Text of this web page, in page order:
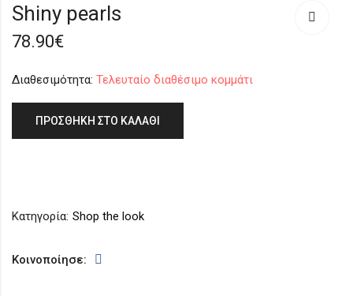
Shiny pearls
78.90€
Διαθεσιμότητα: Τελευταίο διαθέσιμο κομμάτι
ΠΡΟΣΘΉΚΗ ΣΤΟ ΚΑΛΆΘΙ
Κατηγορία: Shop the look
Κοινοποίησε: